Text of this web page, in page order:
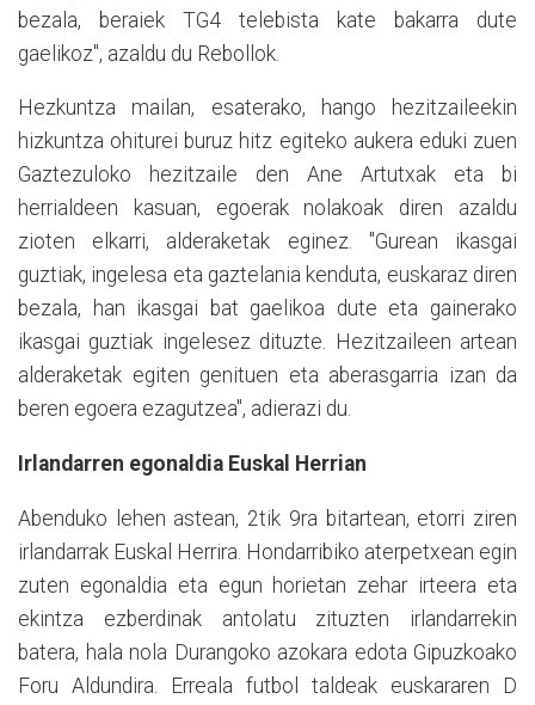
bezala, beraiek TG4 telebista kate bakarra dute
gaelikoz", azaldu du Rebollok.
Hezkuntza mailan, esaterako, hango hezitzaileekin
hizkuntza ohiturei buruz hitz egiteko aukera eduki zuen
Gaztezuloko hezitzaile den Ane Artutxak eta bi
herrialdeen kasuan, egoerak nolakoak diren azaldu
zioten elkarri, alderaketak eginez. "Gurean ikasgai
guztiak, ingelesa eta gaztelania kenduta, euskaraz diren
bezala, han ikasgai bat gaelikoa dute eta gainerako
ikasgai guztiak ingelesez dituzte. Hezitzaileen artean
alderaketak egiten genituen eta aberasgarria izan da
beren egoera ezagutzea", adierazi du.
Irlandarren egonaldia Euskal Herrian
Abenduko lehen astean, 2tik 9ra bitartean, etorri ziren
irlandarrak Euskal Herrira. Hondarribiko aterpetxean egin
zuten egonaldia eta egun horietan zehar irteera eta
ekintza ezberdinak antolatu zituzten irlandarrekin
batera, hala nola Durangoko azokara edota Gipuzkoako
Foru Aldundira. Erreala futbol taldeak euskararen D